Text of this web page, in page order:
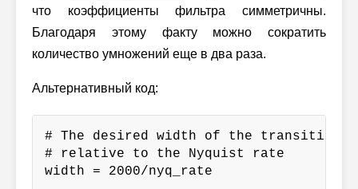
что коэффициенты фильтра симметричны.
Благодаря этому факту можно сократить
количество умножений еще в два раза.
Альтернативный код:
# The desired width of the transition
# relative to the Nyquist rate
width = 2000/nyq_rate